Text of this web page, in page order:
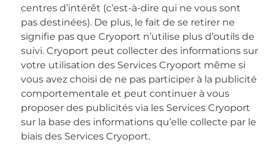
centres d’intérêt (c’est-à-dire qui ne vous sont
pas destinées). De plus, le fait de se retirer ne
signifie pas que Cryoport n’utilise plus d’outils de
suivi. Cryoport peut collecter des informations sur
votre utilisation des Services Cryoport même si
vous avez choisi de ne pas participer à la publicité
comportementale et peut continuer à vous
proposer des publicités via les Services Cryoport
sur la base des informations qu’elle collecte par le
biais des Services Cryoport.